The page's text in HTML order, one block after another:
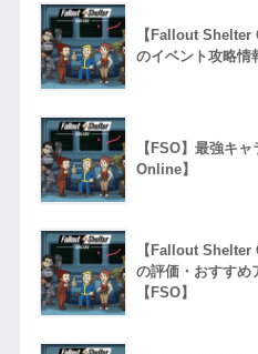
【Fallout Shelter
のイベント攻略情
【FSO】最強キ
Online】
【Fallout Shelter
の評価・おすすめ
【FSO】